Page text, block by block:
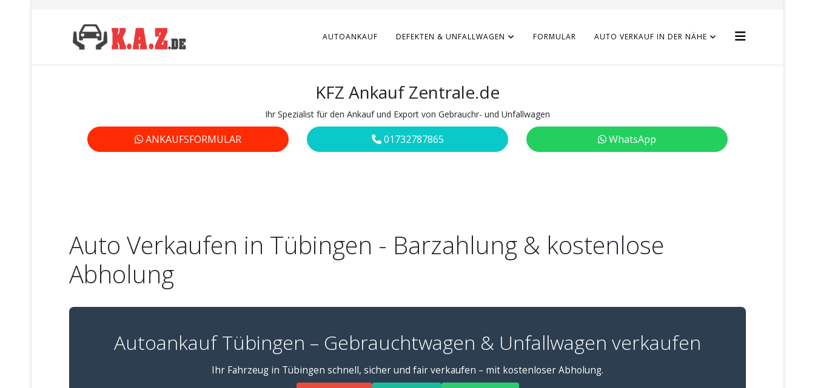
AUTOANKAUF DEFEKTEN & UNFALLWAGEN FORMULAR AUTO VERKAUF IN DER NÄHE
KFZ Ankauf Zentrale.de
Ihr Spezialist für den Ankauf und Export von Gebrauchr- und Unfallwagen
ANKAUFSFORMULAR 01732787865 WhatsApp
Auto Verkaufen in Tübingen - Barzahlung & kostenlose
Abholung
Autoankauf Tübingen – Gebrauchtwagen & Unfallwagen verkaufen
Ihr Fahrzeug in Tübingen schnell, sicher und fair verkaufen – mit kostenloser Abholung.